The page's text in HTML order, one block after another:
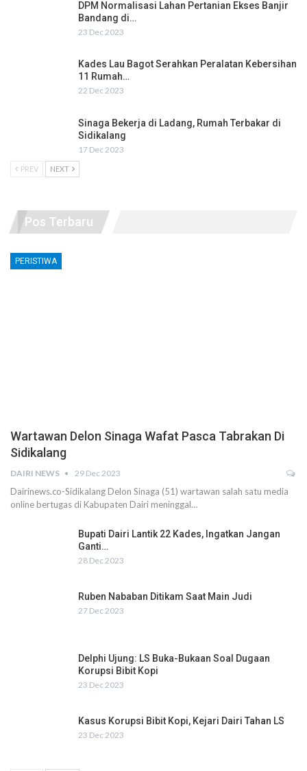
DPM Normalisasi Lahan Pertanian Ekses Banjir
Bandang di…
23 Dec 2023
Kades Lau Bagot Serahkan Peralatan Kebersihan
11 Rumah…
22 Dec 2023
Sinaga Bekerja di Ladang, Rumah Terbakar di
Sidikalang
17 Dec 2023
PREV NEXT
Pos Terbaru
PERISTIWA
Wartawan Delon Sinaga Wafat Pasca Tabrakan Di
Sidikalang
DAIRI NEWS 29 Dec 2023
Dairinews.co-Sidikalang Delon Sinaga (51) wartawan salah satu media
online bertugas di Kabupaten Dairi meninggal…
Bupati Dairi Lantik 22 Kades, Ingatkan Jangan
Ganti…
28 Dec 2023
Ruben Nababan Ditikam Saat Main Judi
27 Dec 2023
Delphi Ujung: LS Buka-Bukaan Soal Dugaan
Korupsi Bibit Kopi
23 Dec 2023
Kasus Korupsi Bibit Kopi, Kejari Dairi Tahan LS
23 Dec 2023